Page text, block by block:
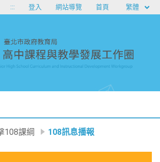
區位置
::: 登入 網站導覽 首頁 繁體
108課綱 108訊息播報